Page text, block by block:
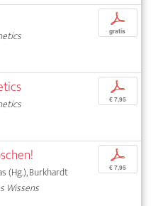
p
gratis
p
€ 7,95
(Hg.), Burkhardt
Wissens
p
€ 7,95